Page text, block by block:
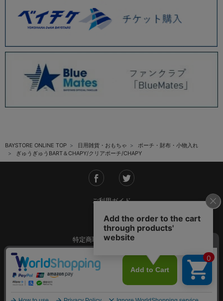
BAYSTORE ONLINE TOP 日用雑貨・おもちゃ
ポーチ・財布・小物入れ
ぎゅうぎゅうBART＆CHAPY/クリアポーチ/CHAPY
ご利用ガイド
会社概要
特定商取引法に基づく表記
ご利用規約